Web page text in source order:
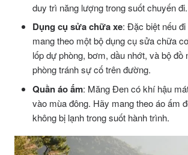
duy trì năng lượng trong suốt chuyến đi.
Dụng cụ sửa chữa xe: Đặc biệt nếu
mang theo một bộ dụng cụ sửa chữa
lốp dự phòng, bơm, dầu nhớt, và bộ đồ
phòng tránh sự cố trên đường.
Quần áo ấm: Măng Đen có khí hậu
vào mùa đông. Hãy mang theo áo ấm
không bị lạnh trong suốt hành trình.